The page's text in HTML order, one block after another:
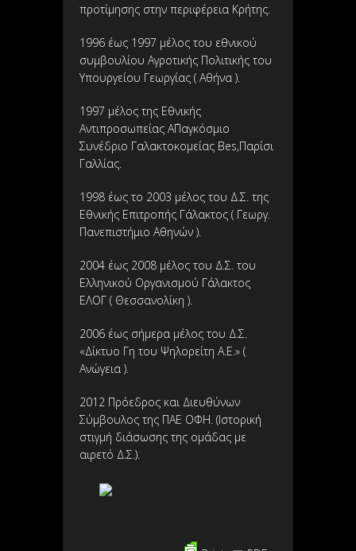
προτίμησης στην περιφέρεια Κρήτης.
1996 έως 1997 μέλος του εθνικού
συμβουλίου Αγροτικής Πολιτικής του
Υπουργείου Γεωργίας ( Αθήνα ).
1997 μέλος της Εθνικής
Αντιπροσωπείας Α΄Παγκόσμιο
Συνέδριο Γαλακτοκομείας Bes,Παρίσι
Γαλλίας.
1998 έως το 2003 μέλος του Δ.Σ. της
Εθνικής Επιτροπής Γάλακτος ( Γεωργ.
Πανεπιστήμιο Αθηνών ).
2004 έως 2008 μέλος του Δ.Σ. του
Ελληνικού Οργανισμού Γάλακτος
ΕΛΟΓ ( Θεσσανολίκη ).
2006 έως σήμερα μέλος του Δ.Σ.
«Δίκτυο Γη του Ψηλορείτη Α.Ε.» (
Ανώγεια ).
2012 Πρόεδρος και Διευθύνων
Σύμβουλος της ΠΑΕ ΟΦΗ. (Ιστορική
στιγμή διάσωσης της ομάδας με
αιρετό Δ.Σ.).